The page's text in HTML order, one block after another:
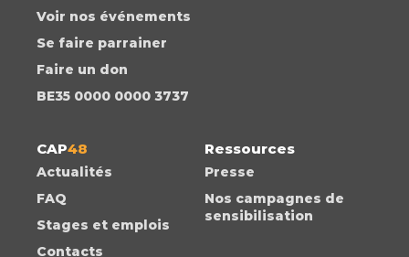
Voir nos événements
Se faire parrainer
Faire un don
BE35 0000 0000 3737
CAP48
Actualités
FAQ
Stages et emplois
Contacts
Ressources
Presse
Nos campagnes de
sensibilisation